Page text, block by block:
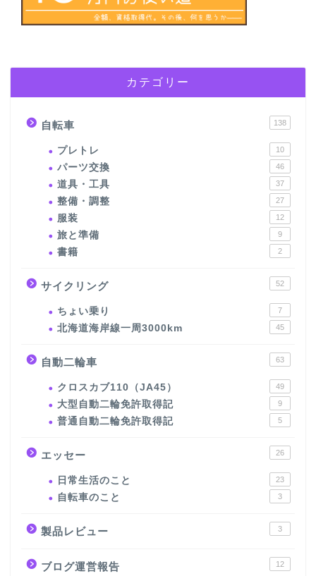
カテゴリー
自転車 138
プレトレ 10
パーツ交換 46
道具・工具 37
整備・調整 27
服装 12
旅と準備 9
書籍 2
サイクリング 52
ちょい乗り 7
北海道海岸線一周3000km 45
自動二輪車 63
クロスカブ110（JA45） 49
大型自動二輪免許取得記 9
普通自動二輪免許取得記 5
エッセー 26
日常生活のこと 23
自転車のこと 3
製品レビュー 3
ブログ運営報告 12